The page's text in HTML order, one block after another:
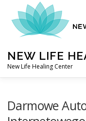
content
NEW LIFE
New Life Healing Center
Darmowe